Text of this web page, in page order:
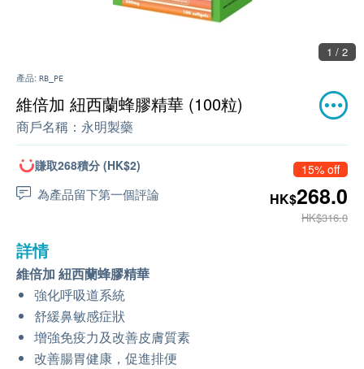
1 / 2
產品: RB_PE
維倍加 紐西蘭蜂膠精華 (100粒)
商戶名稱： 永明製藥
賺取268積分 (HK$2)
為產品留下第一個評論
15% off
HK$268.0
HK$316.0
詳情
維倍加 紐西蘭蜂膠精華
強化呼吸道系統
舒緩鼻敏感症狀
增強免疫力及改善皮膚質素
改善腸胃健康，促進排便